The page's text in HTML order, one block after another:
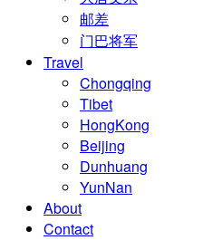
邮差
门巴将军
Travel
Chongqing
Tibet
HongKong
Beijing
Dunhuang
YunNan
About
Contact